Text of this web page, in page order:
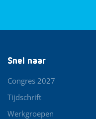
Snel naar
Congres 2027
Tijdschrift
Werkgroepen